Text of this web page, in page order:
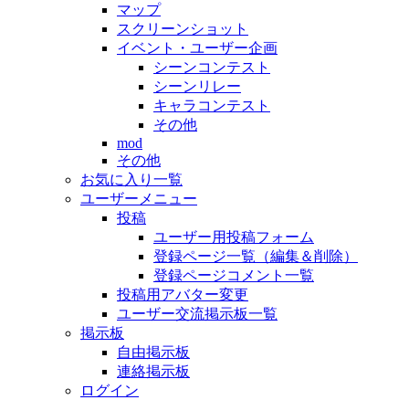
マップ
スクリーンショット
イベント・ユーザー企画
シーンコンテスト
シーンリレー
キャラコンテスト
その他
mod
その他
お気に入り一覧
ユーザーメニュー
投稿
ユーザー用投稿フォーム
登録ページ一覧（編集＆削除）
登録ページコメント一覧
投稿用アバター変更
ユーザー交流掲示板一覧
掲示板
自由掲示板
連絡掲示板
ログイン